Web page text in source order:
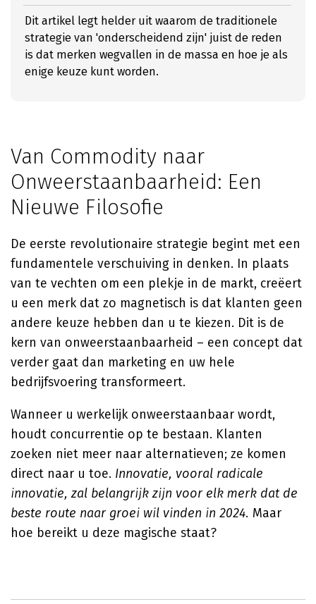
Dit artikel legt helder uit waarom de traditionele
strategie van 'onderscheidend zijn' juist de reden
is dat merken wegvallen in de massa en hoe je als
enige keuze kunt worden.
Van Commodity naar
Onweerstaanbaarheid: Een
Nieuwe Filosofie
De eerste revolutionaire strategie begint met een
fundamentele verschuiving in denken. In plaats
van te vechten om een plekje in de markt, creëert
u een merk dat zo magnetisch is dat klanten geen
andere keuze hebben dan u te kiezen. Dit is de
kern van onweerstaanbaarheid – een concept dat
verder gaat dan marketing en uw hele
bedrijfsvoering transformeert.
Wanneer u werkelijk onweerstaanbaar wordt,
houdt concurrentie op te bestaan. Klanten
zoeken niet meer naar alternatieven; ze komen
direct naar u toe. Innovatie, vooral radicale
innovatie, zal belangrijk zijn voor elk merk dat de
beste route naar groei wil vinden in 2024. Maar
hoe bereikt u deze magische staat?